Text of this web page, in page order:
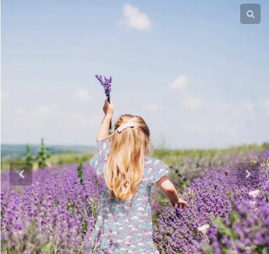
Kinderstoffen
Grootverbruik
Tijdpakker stof